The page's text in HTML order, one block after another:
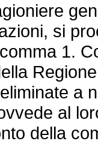
si
1.
a
al
della